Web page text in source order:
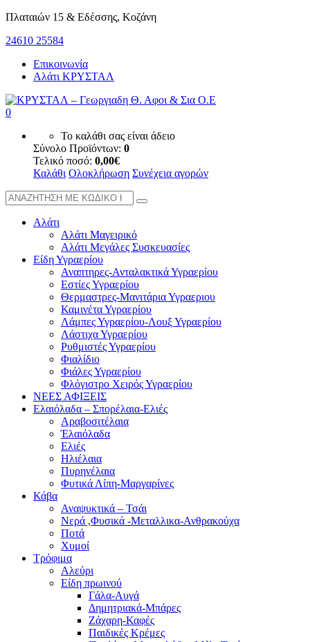
Πλαταιών 15 & Εδέσσης, Κοζάνη
24610 25584
Επικοινωνία
Αλάτι ΚΡΥΣΤΑΛ
0
Το καλάθι σας είναι άδειο
Σύνολο Προϊόντων: 0
Τελικό ποσό: 0,00€
Καλάθι Ολοκλήρωση Συνέχεια αγορών
Αλάτι
Αλάτι Μαγειρικό
Αλάτι Μεγάλες Συσκευασίες
Είδη Υγραερίου
Αναπτηρες-Ανταλακτικά Υγραερίου
Εστίες Υγραερίου
Θερμαστρες-Μανιτάρια Υγραεριου
Καμινέτα Υγραερίου
Λάμπες Υγραερίου-Λουξ Υγραερίου
Λάστιχα Υγραερίου
Ρυθμιστές Υγραερίου
Φιαλίδιο
Φιάλες Υγραερίου
Φλόγιστρο Χειρός Υγραερίου
ΝΕΕΣ ΑΦΙΞΕΙΣ
Ελαιόλαδα – Σπορέλαια-Ελιές
Αραβοσιτέλαια
Έλαιόλαδα
Ελιές
Ηλιέλαια
Πυρηνέλαια
Φυτικά Λίπη-Μαργαρίνες
Κάβα
Αναψυκτικά – Τσάι
Νερά ,Φυσικά -Μεταλλικα-Ανθρακούχα
Ποτά
Χυμοί
Τρόφιμα
Αλεύρι
Είδη πρωινού
Γάλα-Αυγά
Δημητριακά-Μπάρες
Ζάχαρη-Καφές
Παιδικές Κρέμες